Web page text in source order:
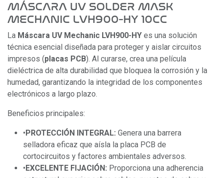
MÁSCARA UV SOLDER MASK
MECHANIC LVH900-HY 10CC
La Máscara UV Mechanic LVH900-HY es una solución
técnica esencial diseñada para proteger y aislar circuitos
impresos (placas PCB). Al curarse, crea una película
dieléctrica de alta durabilidad que bloquea la corrosión y la
humedad, garantizando la integridad de los componentes
electrónicos a largo plazo.
Beneficios principales:
•PROTECCIÓN INTEGRAL: Genera una barrera
selladora eficaz que aísla la placa PCB de
cortocircuitos y factores ambientales adversos.
•EXCELENTE FIJACIÓN: Proporciona una adherencia